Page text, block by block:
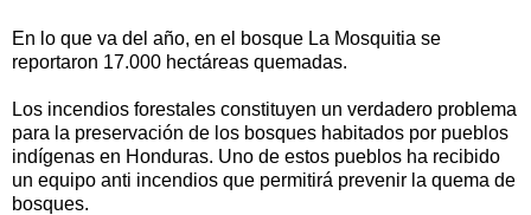
En lo que va del año, en el bosque La Mosquitia se
reportaron 17.000 hectáreas quemadas.
Los incendios forestales constituyen un verdadero problema
para la preservación de los bosques habitados por pueblos
indígenas en Honduras. Uno de estos pueblos ha recibido
un equipo anti incendios que permitirá prevenir la quema de
bosques.